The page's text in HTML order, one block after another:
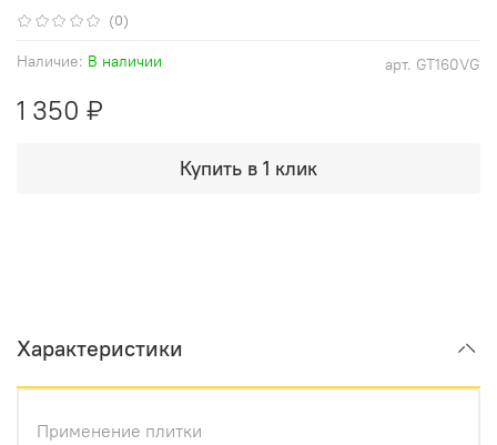
(0)
арт. GT160VG
Наличие: В наличии
1 350 ₽
Купить в 1 клик
Характеристики
Применение плитки